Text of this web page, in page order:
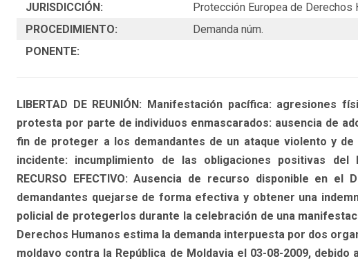
JURISDICCIÓN:
Protección Europea de Derechos
PROCEDIMIENTO:
Demanda núm.
PONENTE:
LIBERTAD DE REUNIÓN: Manifestación pacífica: agresiones
protesta por parte de individuos enmascarados: ausencia de
fin de proteger a los demandantes de un ataque violento y
incidente: incumplimiento de las obligaciones positivas del
RECURSO EFECTIVO: Ausencia de recurso disponible en
demandantes quejarse de forma efectiva y obtener una
policial de protegerlos durante la celebración de una
Derechos Humanos estima la demanda interpuesta por dos
moldavo contra la República de Moldavia el 03-08-2009,